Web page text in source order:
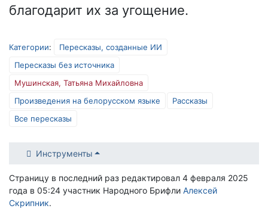
благодарит их за угощение.
Категории:
Пересказы, созданные ИИ
Пересказы без источника
Мушинская, Татьяна Михайловна
Произведения на белорусском языке
Рассказы
Все пересказы
Инструменты
Страницу в последний раз редактировал 4 февраля 2025
года в 05:24 участник Народного Брифли Алексей
Скрипник.